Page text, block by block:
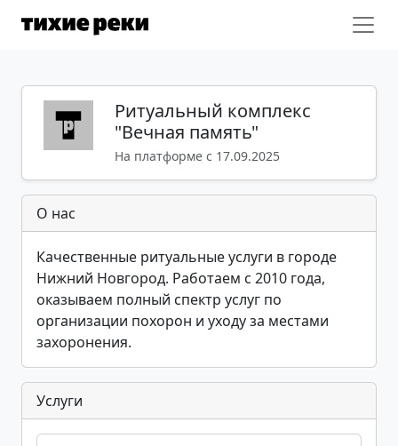
Ритуальный комплекс
"Вечная память"
На платформе с 17.09.2025
О нас
Качественные ритуальные услуги в городе
Нижний Новгород. Работаем с 2010 года,
оказываем полный спектр услуг по
организации похорон и уходу за местами
захоронения.
Услуги